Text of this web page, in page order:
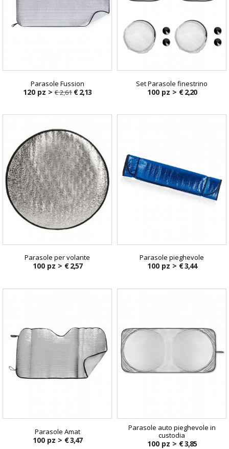
Parasole Fussion
120 pz > € 2,61 € 2,13
Set Parasole finestrino
100 pz > € 2,20
Parasole per volante
100 pz > € 2,57
Parasole pieghevole
100 pz > € 3,44
Parasole Amat
100 pz > € 3,47
Parasole auto pieghevole in
custodia
100 pz > € 3,85